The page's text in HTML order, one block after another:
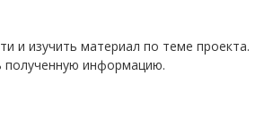
и изучить материал по теме проекта.
полученную информацию.